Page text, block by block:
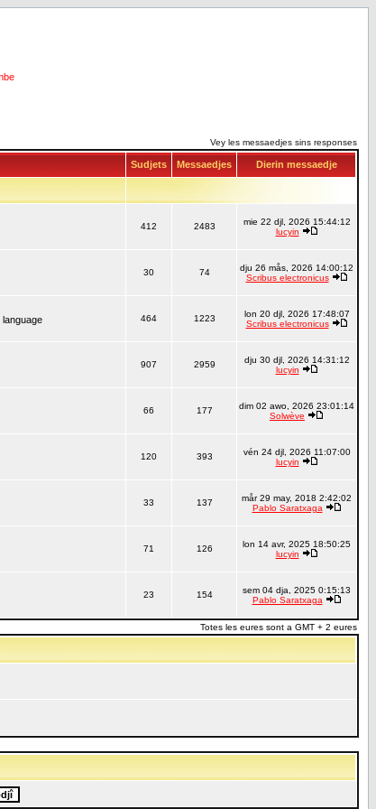
Vey les messaedjes sins responses
Sudjets Messaedjes Dierin messaedje
412 2483
mie 22 djl, 2026 15:44:12
lucyin
30 74
dju 26 mås, 2026 14:00:12
Scribus electronicus
464 1223
lon 20 djl, 2026 17:48:07
Scribus electronicus
907 2959
dju 30 djl, 2026 14:31:12
lucyin
66 177
dim 02 awo, 2026 23:01:14
Solwève
120 393
vén 24 djl, 2026 11:07:00
lucyin
33 137
mår 29 may, 2018 2:42:02
Pablo Saratxaga
71 126
lon 14 avr, 2025 18:50:25
lucyin
23 154
sem 04 dja, 2025 0:15:13
Pablo Saratxaga
Totes les eures sont a GMT + 2 eures